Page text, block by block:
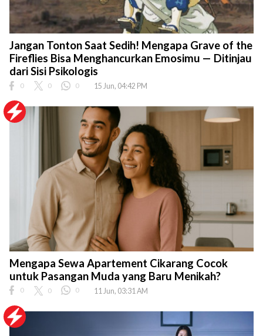
Jangan Tonton Saat Sedih! Mengapa Grave of the
Fireflies Bisa Menghancurkan Emosimu — Ditinjau
dari Sisi Psikologis
0 0 0 15 Jun, 04:42 PM
Mengapa Sewa Apartement Cikarang Cocok
untuk Pasangan Muda yang Baru Menikah?
0 0 0 11 Jun, 03:31 AM